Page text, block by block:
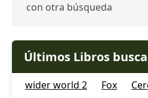
con otra búsqueda
Últimos Libros
wider world 2 Fox